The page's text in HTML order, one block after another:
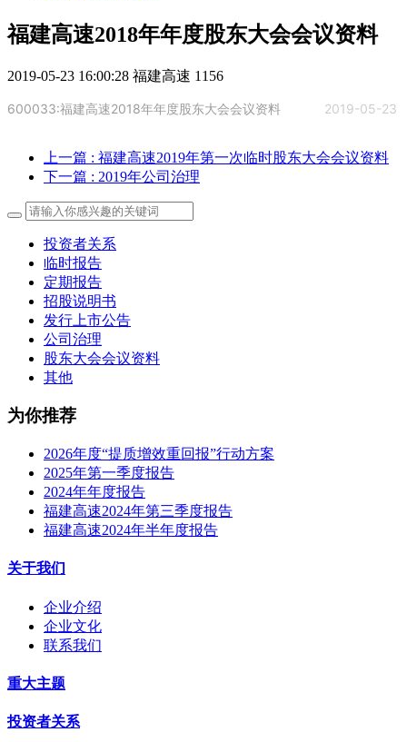
福建高速2018年年度股东大会会议资料
2019-05-23 16:00:28 福建高速 1156
2019-05-23
600033:福建高速2018年年度股东大会会议资料
上一篇 : 福建高速2019年第一次临时股东大会会议资料
下一篇 : 2019年公司治理
投资者关系
临时报告
定期报告
招股说明书
发行上市公告
公司治理
股东大会会议资料
其他
为你推荐
2026年度“提质增效重回报”行动方案
2025年第一季度报告
2024年年度报告
福建高速2024年第三季度报告
福建高速2024年半年度报告
关于我们
企业介绍
企业文化
联系我们
重大主题
投资者关系